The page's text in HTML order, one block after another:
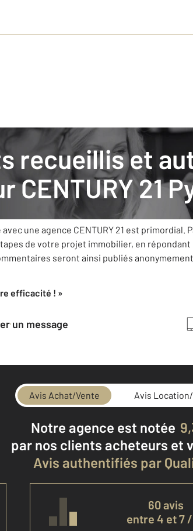
CENTURY 21
: nos clients donnent leurs
s’est fixée comme priorité de vous
une agence CENTURY 21 est primordial.
de votre projet immobilier, en
seront ainsi publiés
efficacité ! »
un message
Avis Achat/Vente Avis
Notre agence est notée
par nos clients acheteurs et
Avis authentifiés par
60 avis
entre 4 et 7 /